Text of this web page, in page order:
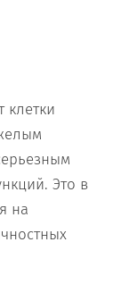
клетки
Это в
на